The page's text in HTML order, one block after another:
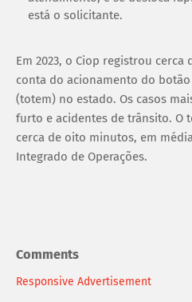
está o solicitante.
Em 2023, o Ciop registrou
conta do acionamento do
(totem) no estado. Os casos
furto e acidentes de trânsito. O
cerca de oito minutos, em
Integrado de Operações.
Comments
Responsive Advertisement